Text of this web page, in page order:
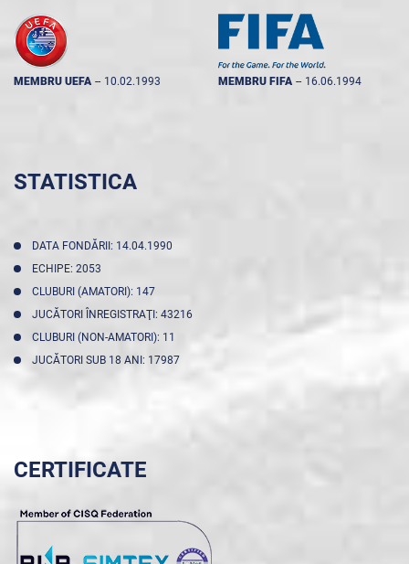
MEMBRU UEFA -- 10.02.1993 MEMBRU FIFA -- 16.06.1994
STATISTICA
DATA FONDĂRII: 14.04.1990
ECHIPE: 2053
CLUBURI (AMATORI): 147
JUCĂTORI ÎNREGISTRAŢI: 43216
CLUBURI (NON-AMATORI): 11
JUCĂTORI SUB 18 ANI: 17987
CERTIFICATE